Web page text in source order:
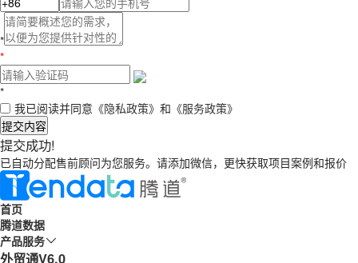
*
*
*
我已阅读并同意 《隐私政策》 和 《服务政策》
提交内容
提交成功!
已自动分配售前顾问为您服务。请添加微信，更快获取项目案例和报价
首页
腾道数据
产品服务
外贸通V6.0